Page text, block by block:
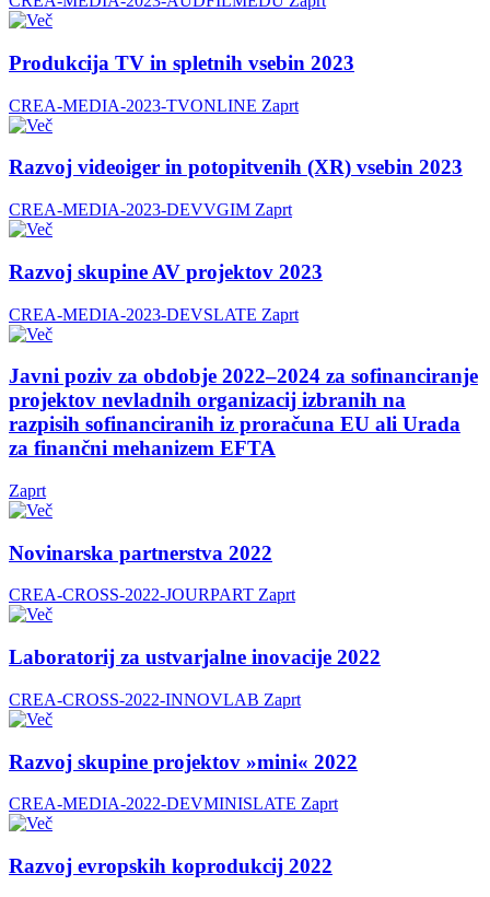
Produkcija TV in spletnih vsebin 2023
CREA-MEDIA-2023-TVONLINE Zaprt
Razvoj videoiger in potopitvenih (XR) vsebin 2023
CREA-MEDIA-2023-DEVVGIM Zaprt
Razvoj skupine AV projektov 2023
CREA-MEDIA-2023-DEVSLATE Zaprt
Javni poziv za obdobje 2022–2024 za sofinanciranje
projektov nevladnih organizacij izbranih na
razpisih sofinanciranih iz proračuna EU ali Urada
za finančni mehanizem EFTA
Zaprt
Novinarska partnerstva 2022
CREA-CROSS-2022-JOURPART Zaprt
Laboratorij za ustvarjalne inovacije 2022
CREA-CROSS-2022-INNOVLAB Zaprt
Razvoj skupine projektov »mini« 2022
CREA-MEDIA-2022-DEVMINISLATE Zaprt
Razvoj evropskih koprodukcij 2022